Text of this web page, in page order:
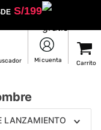
S/199
LANZAMIENTO